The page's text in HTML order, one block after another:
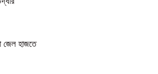
জেল হাজতে